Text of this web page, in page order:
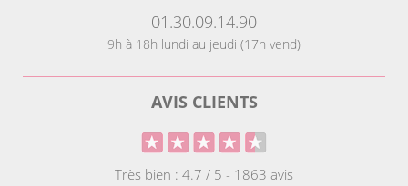
01.30.09.14.90
9h à 18h lundi au jeudi (17h vend)
AVIS CLIENTS
Très bien : 4.7 / 5 - 1863 avis